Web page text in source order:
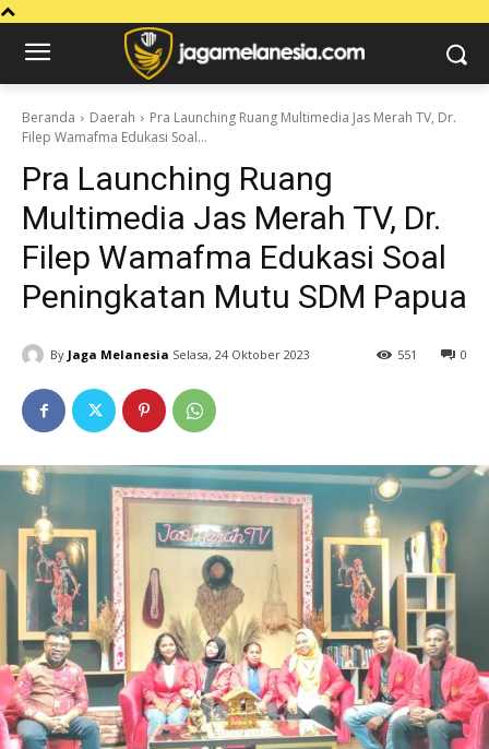
Beranda Daerah
Pra Launching Ruang Multimedia Jas Merah TV, Dr.
Filep Wamafma Edukasi Soal...
Pra Launching Ruang
Multimedia Jas Merah TV, Dr.
Filep Wamafma Edukasi Soal
Peningkatan Mutu SDM Papua
By Jaga Melanesia Selasa, 24 Oktober 2023 0
551